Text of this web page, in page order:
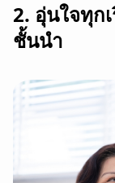
2. อุ่นใจทุก
ชั้นนำ